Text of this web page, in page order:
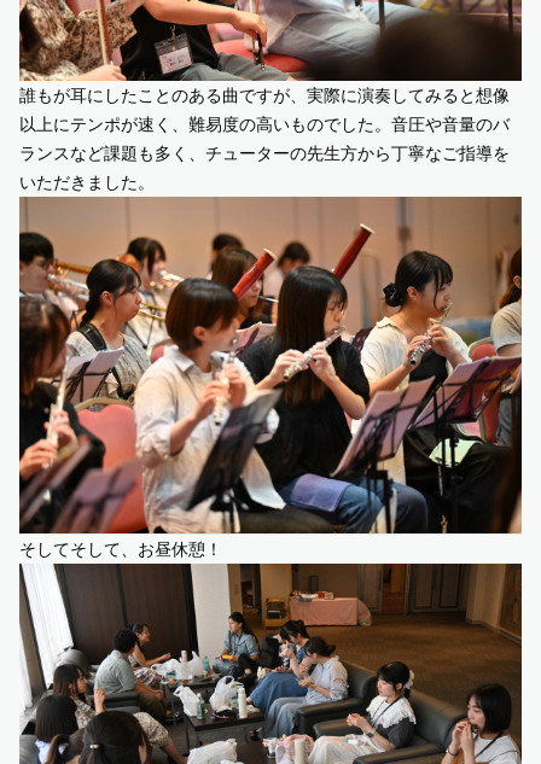
誰もが耳にしたことのある曲ですが、実際に演奏してみると想像
以上にテンポが速く、難易度の高いものでした。音圧や音量のバ
ランスなど課題も多く、チューターの先生方から丁寧なご指導を
いただきました。
そしてそして、お昼休憩！